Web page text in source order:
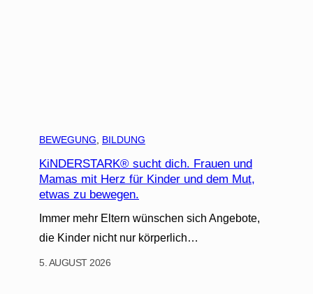
BEWEGUNG BILDUNG
KiNDERSTARK® sucht dich. Frauen und
Mamas mit Herz für Kinder und dem Mut,
etwas zu bewegen.
Immer mehr Eltern wünschen sich Angebote,
die Kinder nicht nur körperlich…
5. AUGUST 2026